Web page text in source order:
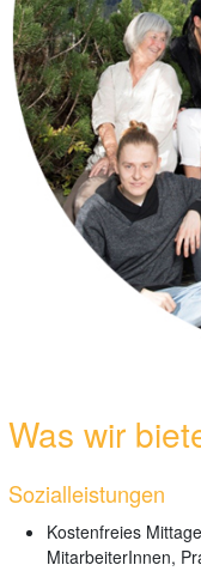
Was wir
Sozialleistungen
Kostenfreies
MitarbeiterInnen,